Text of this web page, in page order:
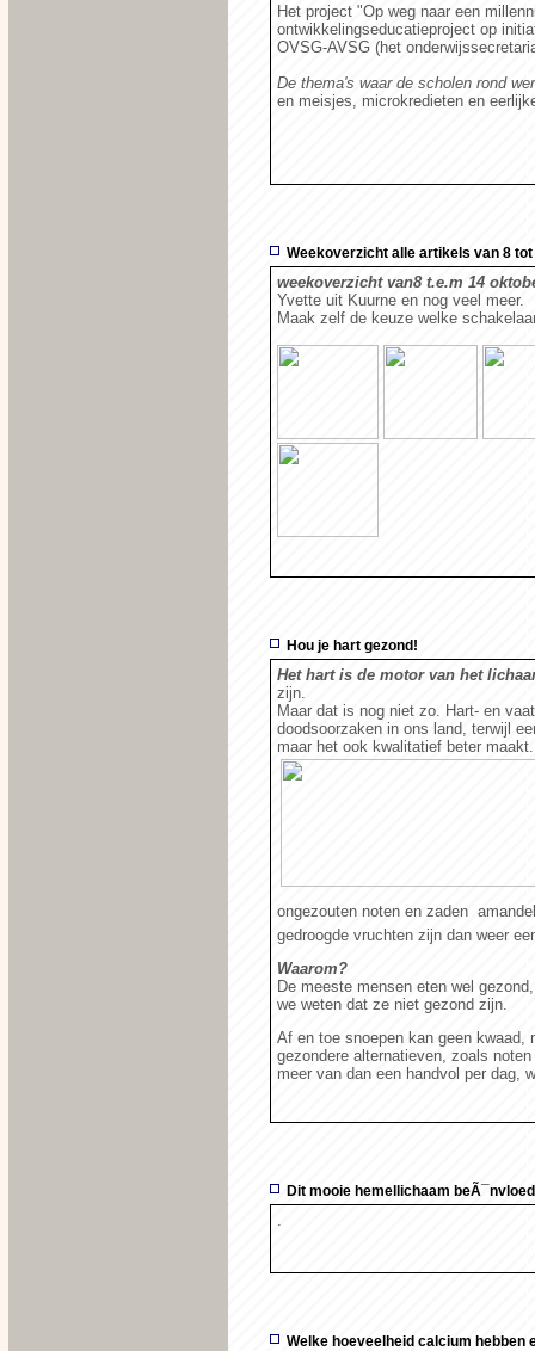
Het project "Op weg naar een
ontwikkelingseducatieproject op
OVSG-AVSG (het
De thema's waar de scholen rond
en meisjes, microkredieten en
Weekoverzicht alle artikels van 8
weekoverzicht van8 t.e.m 14
Yvette uit Kuurne en nog veel meer.
Maak zelf de keuze welke
Hou je hart gezond!
Het hart is de motor van het
zijn.
Maar dat is nog niet zo. Hart- en
doodsoorzaken in ons land, terwijl
maar het ook kwalitatief beter maakt.
ongezouten noten en zaden 
gedroogde vruchten zijn dan weer
Waarom?
De meeste mensen eten wel
we weten dat ze niet gezond zijn.
Af en toe snoepen kan geen kwaad,
gezondere alternatieven, zoals
meer van dan een handvol per dag,
Dit mooie hemellichaam
Welke hoeveelheid calcium hebben